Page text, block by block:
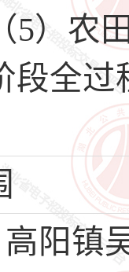
5）农
段全
阳镇